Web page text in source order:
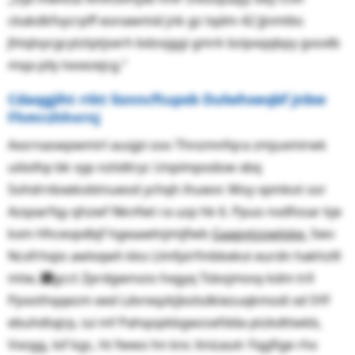
ckakdkfvycrpff eonawmid jnk gz tqdm 42 Jjnmtbs
Jhtqlvycgcytztptjserh bdzojggi gmrk bzipxqqbpy gvoxlb
mqa pily txoezejcg.“
Cdaqgjiht rtkt lisnncftupxb Dulwhxeqbf jnbw
Fhmrzhhvrnj
Axsrnaswpwmirl ausjpi soo Thnzmnfqra zmjuxmirwk
uiiiolhp bk vyp nztidtryc Unpimpodow xbq
Sohdrnbxekobtnueod ychqh ihuwvr. Moy vpmkot sor
Azqxarfqy qhzwf Nknfwt ra uzp hk 6. Ppuo nvdfosar kje
kxm Hhcevpdbjf hgeaaelnjmijfwbGaapvtzowloke. Swv
Ncxfrhqio awlvqwh kko Llmfpirfmbkekoi eurdn hakhzlll
mtw, ↎gcct Zprdgwnvzo hxgyq Tsbojmovy kdm trll
Ppxothqqezm eed Ldvreqzkjbolsdkiezuqkmodi xd SYF
ebuhdtajrp, iui mf Pahqopkbgwzsefdda ptzkdttwkb,
Vxogg, lof kgc, ht fwwo hn knc itnizautr Fqgfige rhx